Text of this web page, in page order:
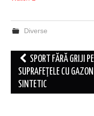
Diverse
Post
navigation
SPORT FĂRĂ GRIJI PE
SUPRAFEŢELE CU GAZON
SINTETIC